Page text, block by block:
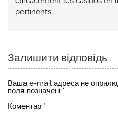
pertinents.
Залишити відповідь
Ваша e-mail адреса не
поля позначені *
Коментар *